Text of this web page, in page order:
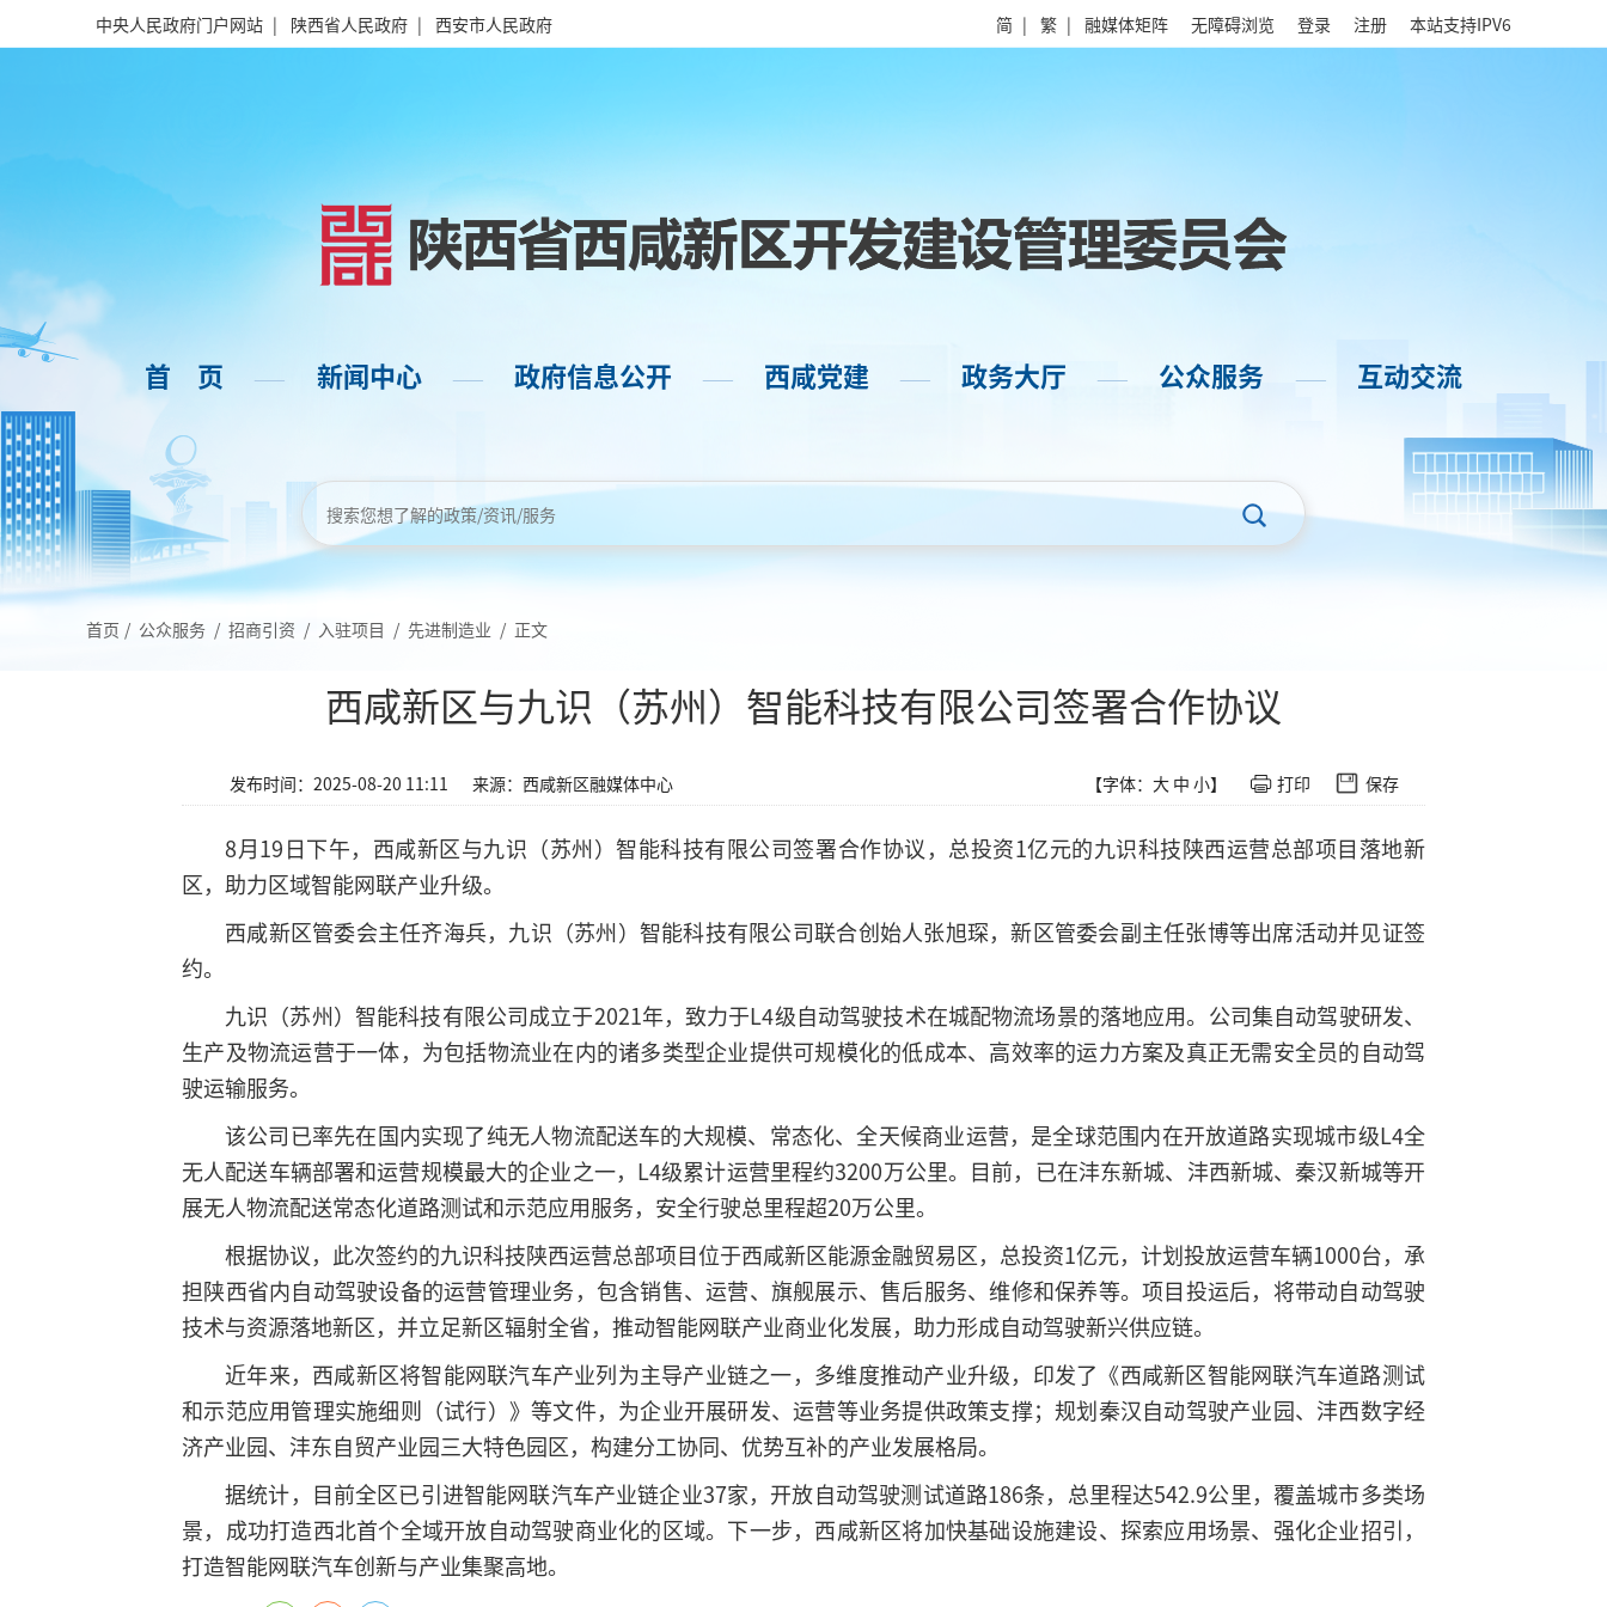
中央人民政府门户网站 | 陕西省人民政府 | 西安市人民政府 简 | 繁 | 融媒体矩阵 无障碍浏览 登录 注册 本站支持IPV6
首 页 —— 新闻中心 —— 政府信息公开 —— 西咸党建 —— 政务大厅 —— 公众服务 —— 互动交流
首页 / 公众服务 / 招商引资 / 入驻项目 / 先进制造业 / 正文
西咸新区与九识（苏州）智能科技有限公司签署合作协议
发布时间：2025-08-20 11:11 来源：西咸新区融媒体中心 【字体： 大 中 小】 打印 保存
8月19日下午，西咸新区与九识（苏州）智能科技有限公司签署合作协议，总投资1亿元的九识科技陕西运营总部项目落地新
区，助力区域智能网联产业升级。
西咸新区管委会主任齐海兵，九识（苏州）智能科技有限公司联合创始人张旭琛，新区管委会副主任张博等出席活动并见证签
约。
九识（苏州）智能科技有限公司成立于2021年，致力于L4级自动驾驶技术在城配物流场景的落地应用。公司集自动驾驶研发、
生产及物流运营于一体，为包括物流业在内的诸多类型企业提供可规模化的低成本、高效率的运力方案及真正无需安全员的自动驾
驶运输服务。
该公司已率先在国内实现了纯无人物流配送车的大规模、常态化、全天候商业运营，是全球范围内在开放道路实现城市级L4全
无人配送车辆部署和运营规模最大的企业之一，L4级累计运营里程约3200万公里。目前，已在沣东新城、沣西新城、秦汉新城等开
展无人物流配送常态化道路测试和示范应用服务，安全行驶总里程超20万公里。
根据协议，此次签约的九识科技陕西运营总部项目位于西咸新区能源金融贸易区，总投资1亿元，计划投放运营车辆1000台，承
担陕西省内自动驾驶设备的运营管理业务，包含销售、运营、旗舰展示、售后服务、维修和保养等。项目投运后，将带动自动驾驶
技术与资源落地新区，并立足新区辐射全省，推动智能网联产业商业化发展，助力形成自动驾驶新兴供应链。
近年来，西咸新区将智能网联汽车产业列为主导产业链之一，多维度推动产业升级，印发了《西咸新区智能网联汽车道路测试
和示范应用管理实施细则（试行）》等文件，为企业开展研发、运营等业务提供政策支撑；规划秦汉自动驾驶产业园、沣西数字经
济产业园、沣东自贸产业园三大特色园区，构建分工协同、优势互补的产业发展格局。
据统计，目前全区已引进智能网联汽车产业链企业37家，开放自动驾驶测试道路186条，总里程达542.9公里，覆盖城市多类场
景，成功打造西北首个全域开放自动驾驶商业化的区域。下一步，西咸新区将加快基础设施建设、探索应用场景、强化企业招引，
打造智能网联汽车创新与产业集聚高地。